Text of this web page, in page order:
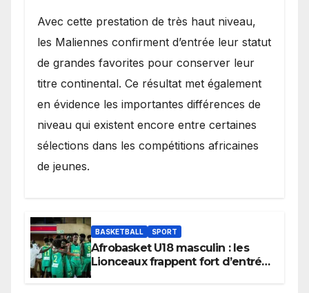
Avec cette prestation de très haut niveau,
les Maliennes confirment d’entrée leur statut
de grandes favorites pour conserver leur
titre continental. Ce résultat met également
en évidence les importantes différences de
niveau qui existent encore entre certaines
sélections dans les compétitions africaines
de jeunes.
BASKETBALL SPORT
Afrobasket U18 masculin : les
Lionceaux frappent fort d’entrée